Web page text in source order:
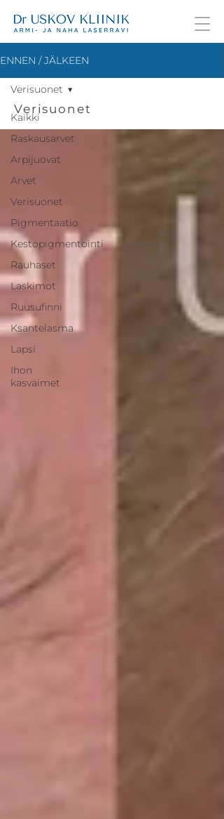
ENNEN / JÄLKEEN
Kaikki
Raskausarvet
Arpijuovat
Arvet
Verisuonet
Pigmentaatio
Kestopigmentointi
Rauhaset
Laskimot
Ruusufinni
Ksantelasma
Lapsi
Ihon
kasvaimet
Verisuonet
Verisuonet